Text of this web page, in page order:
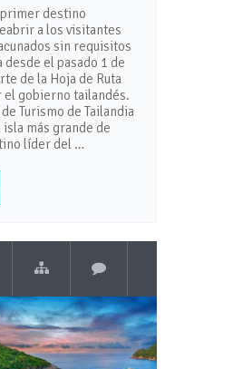
destino
a los visitantes
sin requisitos
desde el pasado 1 de
de la Hoja de Ruta
el gobierno tailandés.
Turismo de Tailandia
más grande de
líder del …